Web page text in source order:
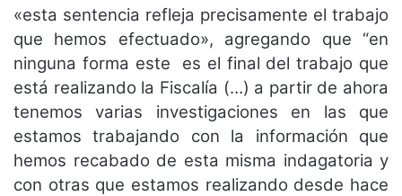
«esta sentencia refleja precisamente el trabajo
que hemos efectuado», agregando que “en
ninguna forma este es el final del trabajo que
está realizando la Fiscalía (…) a partir de ahora
tenemos varias investigaciones en las que
estamos trabajando con la información que
hemos recabado de esta misma indagatoria y
con otras que estamos realizando desde hace